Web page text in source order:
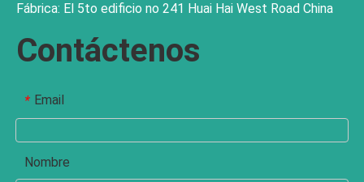
Fábrica: El 5to edificio no 241 Huai Hai West Road China
Contáctenos
* Email
Nombre